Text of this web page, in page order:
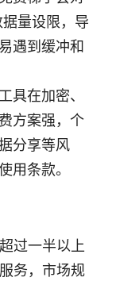
量设限，导
遇到缓冲和
具在加密、
方案强，个
分享等风
用条款。
过一半以上
务，市场规